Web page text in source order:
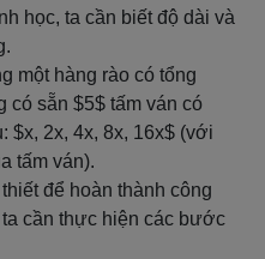
học, ta cần biết độ dài và
một hàng rào có tổng
có sẵn $5$ tấm ván có
$x, 2x, 4x, 8x, 16x$ (với
tấm ván).
để hoàn thành công
cần thực hiện các bước